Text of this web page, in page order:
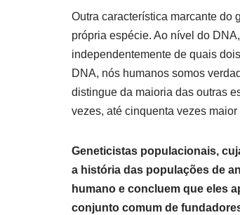
Outra característica marcante do
própria espécie. Ao nível do
independentemente de quais
DNA, nós humanos somos
distingue da maioria das outras
vezes, até cinquenta vezes maior
Geneticistas populacionais,
a história das populações de
humano e concluem que eles
conjunto comum de